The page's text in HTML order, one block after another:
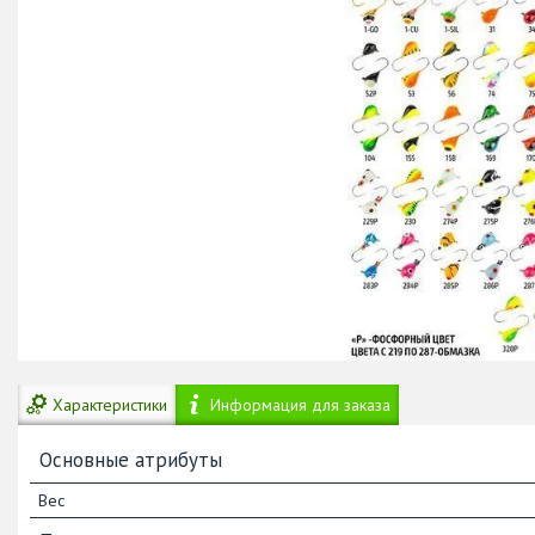
Характеристики Информация для заказа
Основные атрибуты
Вес